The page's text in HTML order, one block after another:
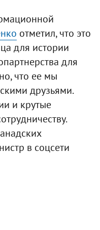
отметил, что это
для истории
для
что ее мы
друзьями.
и крутые
в соцсети